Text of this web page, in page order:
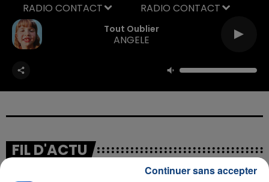
Tout Oublier
ANGELE
RADIO CONTACT
FIL D'ACTU
Continuer sans accepter